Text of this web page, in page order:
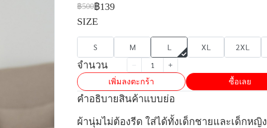
฿500฿139
SIZE
S M L XL 2XL
จำนวน
เพิ่มลงตะกร้า ซื้อเลย
คำอธิบายสินค้าแบบย่อ
ผ้านุ่มไม่ต้องรีด ใส่ได้ทั้งเด็กชายและเด็กหญิง